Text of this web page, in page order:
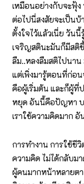
เหมือนอย่างกับจะฟุ้ง
ต่อไปนี่สงสัยจะเป็นบ้
ตั้งใจไว้แล้วเนี่ย วันนี้
เจริญสตินะมันก็มีสติ
ลืม..หลงลืมสติไปนา
แต่เพิ่งมารู้ตอนที่ก่อ
คือผู้เริ่มต้น และก็ผู้
หยุด อันนี้คือปัญหา บ
เราใช้ความคิดมาก
การทำงาน การใช้ชี
ความคิด ไม่ได้กลับม
ผู้คนมากหน้าหลายต